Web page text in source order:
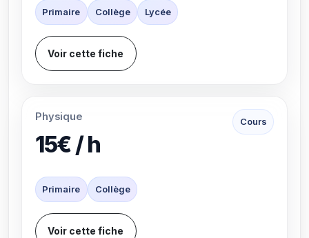
Primaire Collège Lycée
Voir cette fiche
Physique
15€ / h
Cours
Primaire Collège
Voir cette fiche